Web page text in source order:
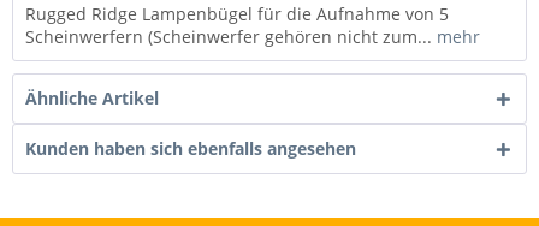
Rugged Ridge Lampenbügel für die Aufnahme von 5
Scheinwerfern (Scheinwerfer gehören nicht zum... mehr
Ähnliche Artikel
Kunden haben sich ebenfalls angesehen